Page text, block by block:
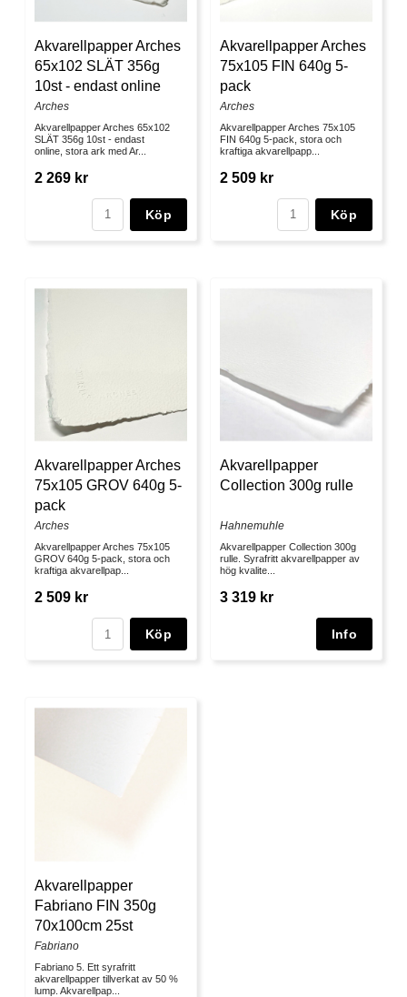
Akvarellpapper Arches
65x102 SLÄT 356g
10st - endast online
Arches
Akvarellpapper Arches 65x102
SLÄT 356g 10st - endast
online, stora ark med Ar...
2 269 kr
Köp
Akvarellpapper Arches
75x105 FIN 640g 5-
pack
Arches
Akvarellpapper Arches 75x105
FIN 640g 5-pack, stora och
kraftiga akvarellpapp...
2 509 kr
Köp
Akvarellpapper Arches
75x105 GROV 640g 5-
pack
Arches
Akvarellpapper Arches 75x105
GROV 640g 5-pack, stora och
kraftiga akvarellpap...
2 509 kr
Köp
Akvarellpapper
Collection 300g rulle
Hahnemuhle
Akvarellpapper Collection 300g
rulle. Syrafritt akvarellpapper av
hög kvalite...
3 319 kr
Akvarellpapper
Fabriano FIN 350g
70x100cm 25st
Fabriano
Fabriano 5. Ett syrafritt
akvarellpapper tillverkat av 50 %
lump. Akvarellpap...